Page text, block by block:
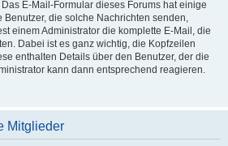
E-Mail-Formular dieses Forums hat einige
die solche Nachrichten senden,
einem Administrator die komplette E-Mail, die
Dabei ist es ganz wichtig, die Kopfzeilen
enthalten Details über den Benutzer, der die
kann dann entsprechend reagieren.
Mitglieder